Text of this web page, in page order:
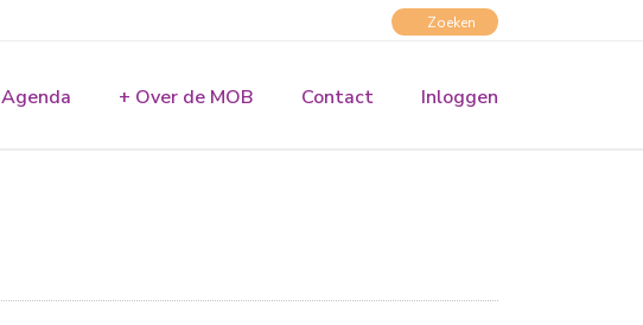
Agenda + Over de MOB Contact Inloggen